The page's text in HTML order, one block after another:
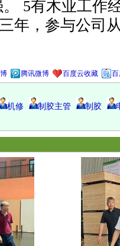
5有木业工作
年，参与公司
腾讯微博 百度云收藏
机修 制胶主管 制胶